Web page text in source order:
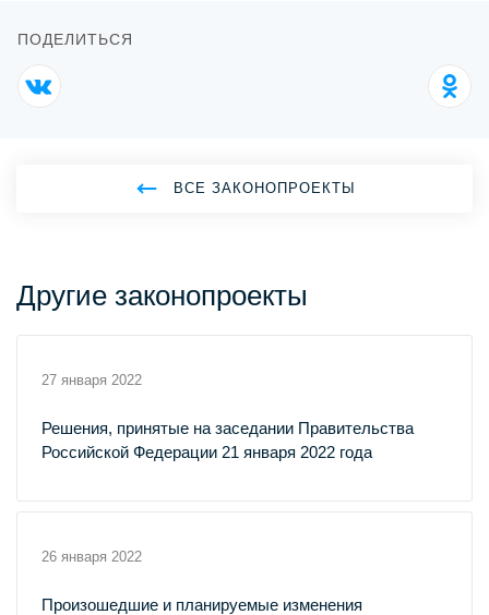
ВСЕ ЗАКОНОПРОЕКТЫ
ПОДЕЛИТЬСЯ
Другие законопроекты
27 января 2022
Решения, принятые на заседании Правительства
Российской Федерации 21 января 2022 года
26 января 2022
Произошедшие и планируемые изменения